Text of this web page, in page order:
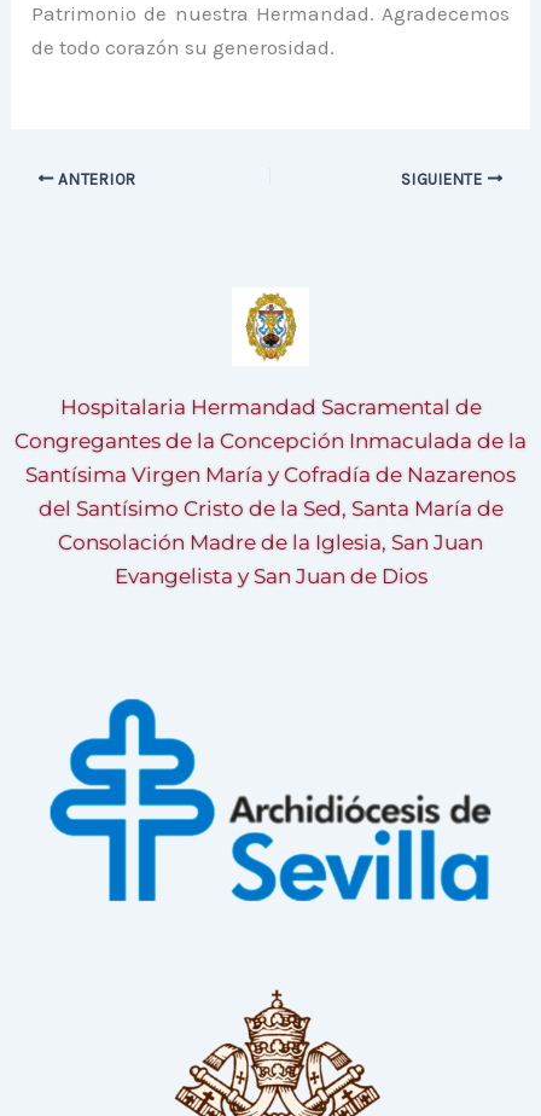
Patrimonio de nuestra Hermandad. Agradecemos
de todo corazón su generosidad.
ANTERIOR SIGUIENTE
Hospitalaria Hermandad Sacramental de
Congregantes de la Concepción Inmaculada de la
Santísima Virgen María y Cofradía de Nazarenos
del Santísimo Cristo de la Sed, Santa María de
Consolación Madre de la Iglesia, San Juan
Evangelista y San Juan de Dios